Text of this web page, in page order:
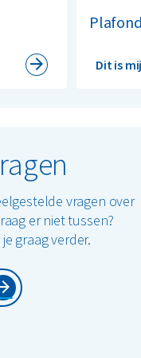
Dit is
vragen over
er niet tussen?
graag verder.